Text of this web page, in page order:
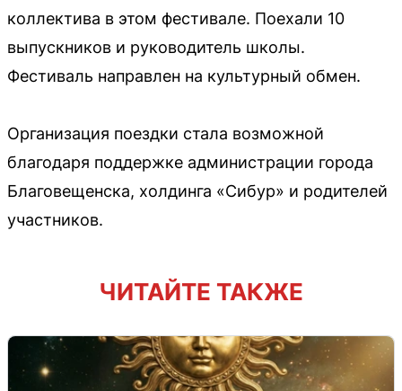
коллектива в этом фестивале. Поехали 10
выпускников и руководитель школы.
Фестиваль направлен на культурный обмен.
Организация поездки стала возможной
благодаря поддержке администрации города
Благовещенска, холдинга «Сибур» и родителей
участников.
ЧИТАЙТЕ ТАКЖЕ